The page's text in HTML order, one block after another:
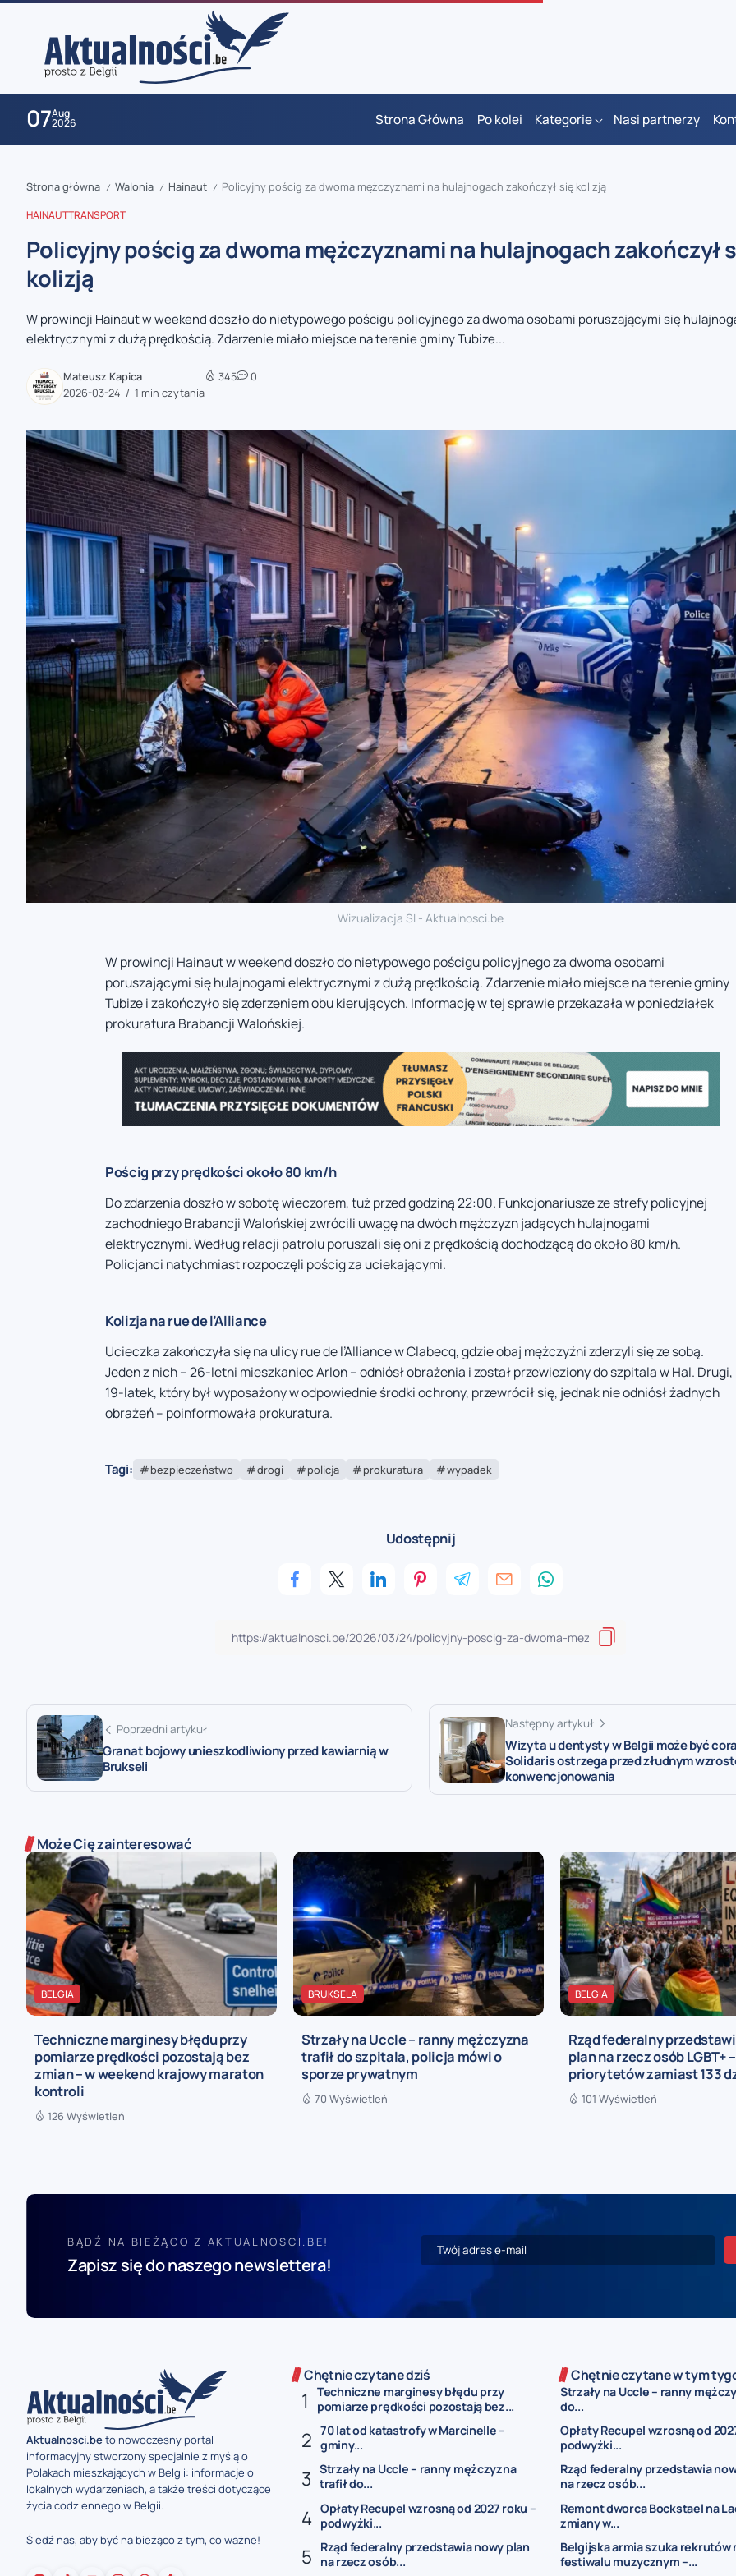
07Aug
2026 Strona Główna Po kolei Kategorie Nasi partnerzy
zaobserwuj nas
zaobserwuj nas
zaobserwuj nas
zaobserwuj nas
zaobserwuj nas
Strona główna / Walonia / Hainaut / Policyjny pościg za dwoma mężczyznami na hulajnogach zakończył się kolizją
HAINAUTTRANSPORT
Policyjny pościg za dwoma mężczyznami na hulajnogach zakończył
kolizją
W prowincji Hainaut w weekend doszło do nietypowego pościgu policyjnego za dwoma osobami poruszającymi się
elektrycznymi z dużą prędkością. Zdarzenie miało miejsce na terenie gminy Tubize...
Mateusz Kapica
2026-03-24
1 min czytania
345 0
Wizualizacja SI - Aktualnosci.be
W prowincji Hainaut w weekend doszło do nietypowego pościgu policyjnego za dwoma osobami
poruszającymi się hulajnogami elektrycznymi z dużą prędkością. Zdarzenie miało miejsce na terenie gminy
Tubize i zakończyło się zderzeniem obu kierujących. Informację w tej sprawie przekazała w poniedziałek
prokuratura Brabancji Walońskiej.
Pościg przy prędkości około 80 km/h
Do zdarzenia doszło w sobotę wieczorem, tuż przed godziną 22:00. Funkcjonariusze ze strefy policyjnej
zachodniego Brabancji Walońskiej zwrócili uwagę na dwóch mężczyzn jadących hulajnogami
elektrycznymi. Według relacji patrolu poruszali się oni z prędkością dochodzącą do około 80 km/h.
Policjanci natychmiast rozpoczęli pościg za uciekającymi.
Kolizja na rue de l’Alliance
Ucieczka zakończyła się na ulicy rue de l’Alliance w Clabecq, gdzie obaj mężczyźni zderzyli się ze sobą.
Jeden z nich – 26-letni mieszkaniec Arlon – odniósł obrażenia i został przewieziony do szpitala w Hal. Drugi,
19-latek, który był wyposażony w odpowiednie środki ochrony, przewrócił się, jednak nie odniósł żadnych
obrażeń – poinformowała prokuratura.
Tagi: bezpieczeństwo drogi policja prokuratura wypadek
Udostępnij
Poprzedni artykuł
Granat bojowy unieszkodliwiony przed kawiarnią w
Brukseli
Następny artykuł
Wizyta u dentysty w Belgii może być
Solidaris ostrzega przed złudnym
konwencjonowania
Może Cię zainteresować
BELGIA
Techniczne marginesy błędu przy
pomiarze prędkości pozostają bez
zmian – w weekend krajowy maraton
kontroli
126 Wyświetleń
BRUKSELA
Strzały na Uccle – ranny mężczyzna
trafił do szpitala, policja mówi o
sporze prywatnym
70 Wyświetleń
BELGIA
Rząd federalny
plan na rzecz osób LGBT+
priorytetów zamiast 133
101 Wyświetleń
BĄDŹ NA BIEŻĄCO Z AKTUALNOSCI.BE!
Zapisz się do naszego newslettera!
Aktualnosci.beto nowoczesny portal
informacyjny stworzony specjalnie z myślą o
Polakach mieszkających w Belgii: informacje o
lokalnych wydarzeniach, a także treści dotyczące
życia codziennego w Belgii.
Śledź nas, aby być na bieżąco z tym, co ważne!
Chętnie czytane dziś
Techniczne marginesy błędu przy
pomiarze prędkości pozostają bez...
70 lat od katastrofy w Marcinelle –
gminy...
Strzały na Uccle – ranny mężczyzna
trafił do...
Opłaty Recupel wzrosną od 2027 roku –
podwyżki...
Rząd federalny przedstawia nowy plan
na rzecz osób...
Chętnie czytane w tym
Strzały na Uccle – ranny
do...
Opłaty Recupel wzrosną od
podwyżki...
Rząd federalny przedstawia
na rzecz osób...
Remont dworca Bockstael na
zmiany w...
Belgijska armia szuka rekrutów
festiwalu muzycznym –...